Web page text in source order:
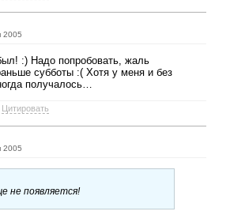
2005
:) Надо попробовать, жаль
субботы :( Хотя у меня и без
получалось…
Цитировать
2005
не появляется!